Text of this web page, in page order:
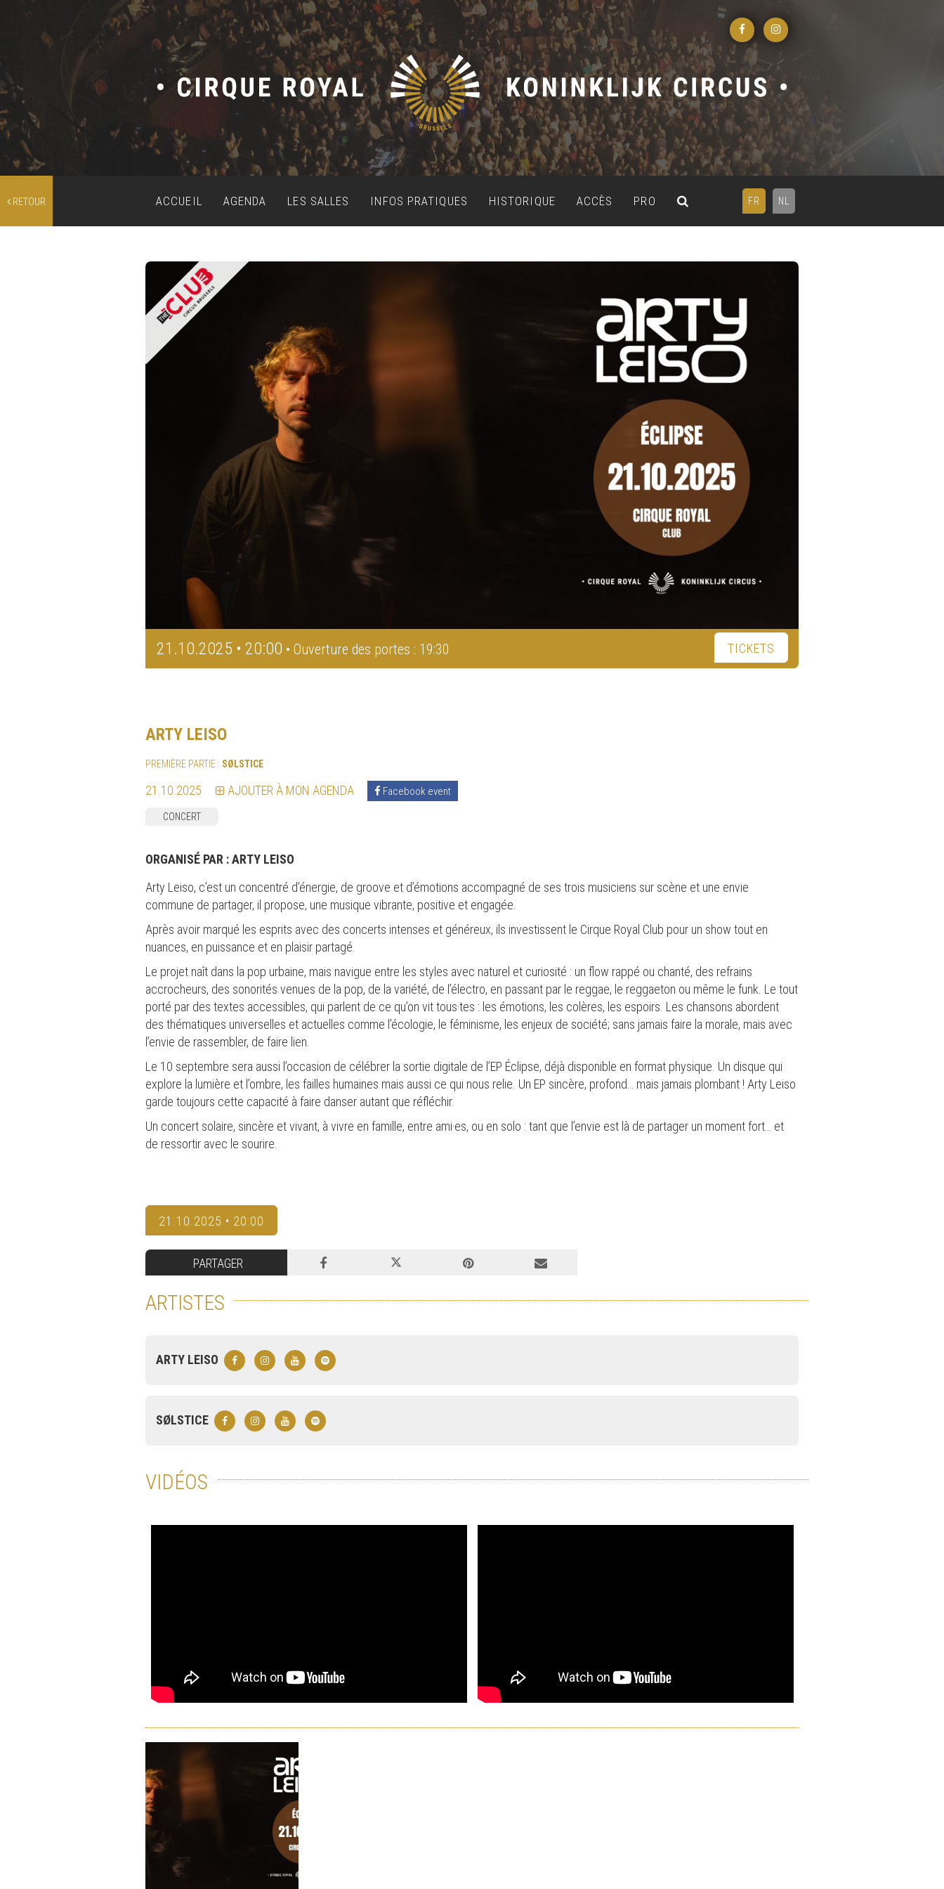
RETOUR FR NL
ACCUEIL AGENDA LES SALLES INFOS PRATIQUES HISTORIQUE ACCÈS PRO
21.10.2025 • 20:00 • Ouverture des portes : 19:30 TICKETS
ARTY LEISO
PREMIÈRE PARTIE : SØLSTICE
21.10.2025 AJOUTER À MON AGENDA Facebook event
CONCERT
ORGANISÉ PAR :ARTY LEISO
Arty Leiso, c’est un concentré d’énergie, de groove et d’émotions accompagné de ses trois musiciens sur scène et une envie
commune de partager, il propose, une musique vibrante, positive et engagée.
Après avoir marqué les esprits avec des concerts intenses et généreux, ils investissent le Cirque Royal Club pour un show tout en
nuances, en puissance et en plaisir partagé.
Le projet naît dans la pop urbaine, mais navigue entre les styles avec naturel et curiosité : un flow rappé ou chanté, des refrains
accrocheurs, des sonorités venues de la pop, de la variété, de l’électro, en passant par le reggae, le reggaeton ou même le funk. Le tout
porté par des textes accessibles, qui parlent de ce qu’on vit tous·tes : les émotions, les colères, les espoirs. Les chansons abordent
des thématiques universelles et actuelles comme l’écologie, le féminisme, les enjeux de société; sans jamais faire la morale, mais avec
l’envie de rassembler, de faire lien.
Le 10 septembre sera aussi l’occasion de célébrer la sortie digitale de l’EP Éclipse, déjà disponible en format physique. Un disque qui
explore la lumière et l’ombre, les failles humaines mais aussi ce qui nous relie. Un EP sincère, profond… mais jamais plombant ! Arty Leiso
garde toujours cette capacité à faire danser autant que réfléchir.
Un concert solaire, sincère et vivant, à vivre en famille, entre ami·es, ou en solo : tant que l’envie est là de partager un moment fort… et
de ressortir avec le sourire.
21.10.2025 • 20:00
PARTAGER
ARTISTES
ARTY LEISO
SØLSTICE
VIDÉOS